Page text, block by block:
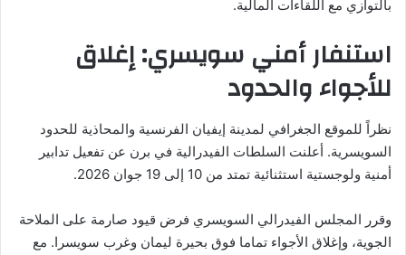
بالتوازي مع اللقاءات المالية.
استنفار أمني سويسري: إغلاق
للأجواء والحدود
نظراً للموقع الجغرافي لمدينة إيفيان الفرنسية والمحاذية للحدود
السويسرية. أعلنت السلطات الفيدرالية في برن عن تفعيل تدابير
أمنية ولوجستية استثنائية تمتد من 10 إلى 19 جوان 2026.
وقرر المجلس الفيدرالي السويسري فرض قيود صارمة على الملاحة
الجوية، وإغلاق الأجواء تماما فوق بحيرة ليمان وغرب سويسرا. مع